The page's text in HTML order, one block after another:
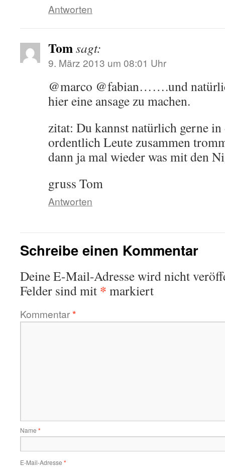
Antworten
Tomsagt:
9. März 2013 um 08:01 Uhr
@marco @fabian…….und
hier eine ansage zu machen.
zitat: Du kannst natürlich gerne
ordentlich Leute zusammen
dann ja mal wieder was mit den
gruss Tom
Antworten
Schreibe einen Kommentar
Deine E-Mail-Adresse wird nicht
Felder sind mit * markiert
Kommentar*
Name *
E-Mail-Adresse *